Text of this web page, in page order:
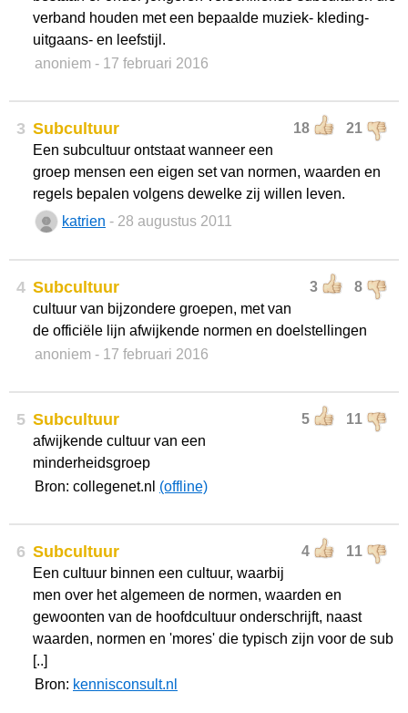
verband houden met een bepaalde muziek- kleding-
uitgaans- en leefstijl.
anoniem - 17 februari 2016
3 18 21
Subcultuur
Een subcultuur ontstaat wanneer een
groep mensen een eigen set van normen, waarden en
regels bepalen volgens dewelke zij willen leven.
katrien - 28 augustus 2011
4 3 8
Subcultuur
cultuur van bijzondere groepen, met van
de officiële lijn afwijkende normen en doelstellingen
anoniem - 17 februari 2016
5 5 11
Subcultuur
afwijkende cultuur van een
minderheidsgroep
Bron: collegenet.nl (offline)
6 4 11
Subcultuur
Een cultuur binnen een cultuur, waarbij
men over het algemeen de normen, waarden en
gewoonten van de hoofdcultuur onderschrijft, naast
waarden, normen en 'mores' die typisch zijn voor de sub
[..]
Bron: kennisconsult.nl